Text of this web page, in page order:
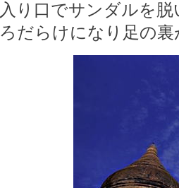
入り口でサンダルを
ろだらけになり足の裏